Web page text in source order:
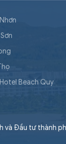
Beach Quy
và Đầu tư thành